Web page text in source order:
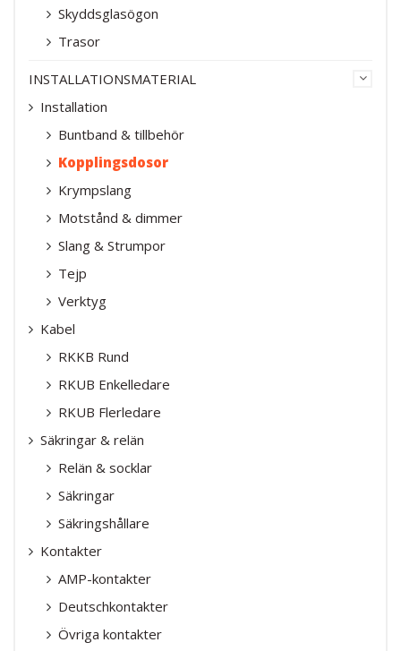
Skyddsglasögon
Trasor
INSTALLATIONSMATERIAL
Installation
Buntband & tillbehör
Kopplingsdosor
Krympslang
Motstånd & dimmer
Slang & Strumpor
Tejp
Verktyg
Kabel
RKKB Rund
RKUB Enkelledare
RKUB Flerledare
Säkringar & relän
Relän & socklar
Säkringar
Säkringshållare
Kontakter
AMP-kontakter
Deutschkontakter
Övriga kontakter